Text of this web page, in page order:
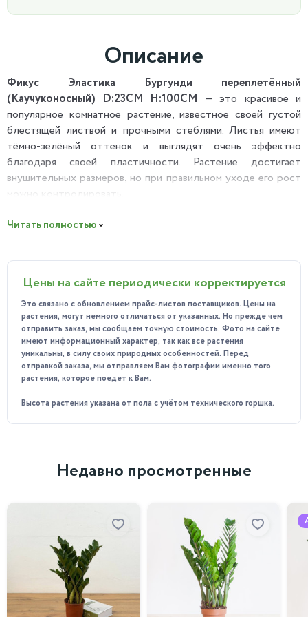
Описание
Фикус Эластика Бургунди переплетённый
(Каучуконосный) D:23СМ H:100СМ — это красивое и
популярное комнатное растение, известное своей густой
блестящей листвой и прочными стеблями. Листья имеют
тёмно-зелёный оттенок и выглядят очень эффектно
благодаря своей пластичности. Растение достигает
внушительных размеров, но при правильном уходе его рост
Символизирует изобилие, счастье и богатство.
Согласно учению фэн-шуй, круглые листья делают его
идеальным для смягчения острых углов.
Рекомендован для выращивания людям, склонным к
излишествам в еде или тратах.
Особенности ухода:
Освещение: обеспечение достаточного освещения.
Температура: оптимальная температура для роста и
но не переувлажнённой. Зимой полив сокращают.
рекомендуется периодически опрыскивать листья
Пересадка: молодые растения пересаживают
ежегодно, взрослые — каждые 2–3 года.
Подкормка: в весенне-летний период удобряют
комплексными минеральными удобрениями для
Читать полностью
Цены на сайте периодически корректируется
Это связано с обновлением прайс-листов поставщиков. Цены на
растения, могут немного отличаться от указанных. Но прежде чем
отправить заказ, мы сообщаем точную стоимость. Фото на сайте
имеют информационный характер, так как все растения
уникальны, в силу своих природных особенностей. Перед
отправкой заказа, мы отправляем Вам фотографии именно того
растения, которое поедет к Вам.
Высота растения указана от пола с учётом технического горшка.
Недавно просмотренные